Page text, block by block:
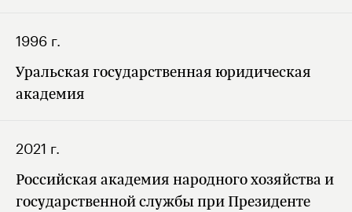
1996 г.
Уральская государственная юридическая
академия
2021 г.
Российская академия народного хозяйства и
государственной службы при Президенте